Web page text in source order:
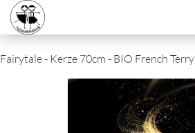
Fairytale - Kerze 70cm - BIO French Terry